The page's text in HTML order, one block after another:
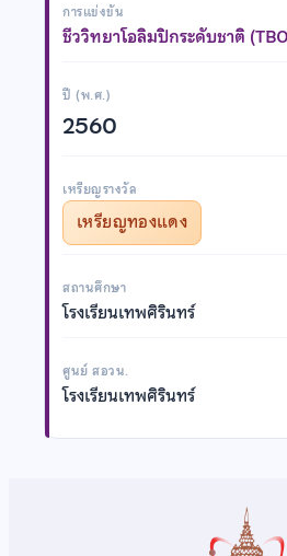
การแข่งขัน
ชีววิทยาโอลิมปิกระดับชาติ
ปี (พ.ศ.)
2560
เหรียญรางวัล
เหรียญทองแดง
สถานศึกษา
โรงเรียนเทพศิรินทร์
ศูนย์ สอวน.
โรงเรียนเทพศิรินทร์